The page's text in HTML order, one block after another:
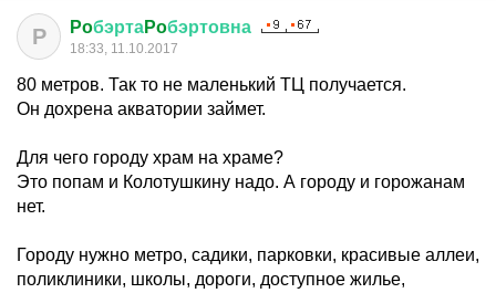
P PoбэртаPoбэртовна
18:33, 11.10.2017
80 метров. Так то не маленький ТЦ получается.
Он дохрена акватории займет.
Для чего городу храм на храме?
Это попам и Колотушкину надо. А городу и горожанам
нет.
Городу нужно метро, садики, парковки, красивые аллеи,
поликлиники, школы, дороги, доступное жилье,